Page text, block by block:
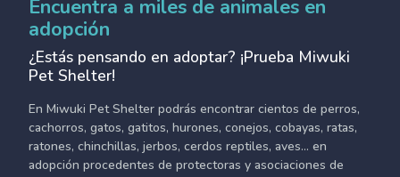
Encuentra a miles de animales en
adopción
¿Estás pensando en adoptar? ¡Prueba Miwuki
Pet Shelter!
En Miwuki Pet Shelter podrás encontrar cientos de perros,
cachorros, gatos, gatitos, hurones, conejos, cobayas, ratas,
ratones, chinchillas, jerbos, cerdos reptiles, aves... en
adopción procedentes de protectoras y asociaciones de